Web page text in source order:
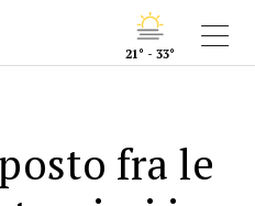
21° - 33°
fra le